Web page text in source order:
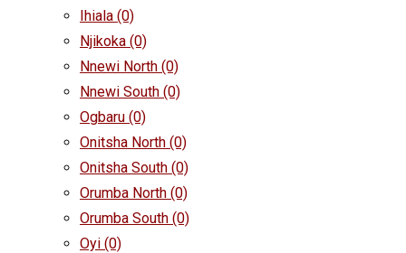
Ihiala (0)
Njikoka (0)
Nnewi North (0)
Nnewi South (0)
Ogbaru (0)
Onitsha North (0)
Onitsha South (0)
Orumba North (0)
Orumba South (0)
Oyi (0)